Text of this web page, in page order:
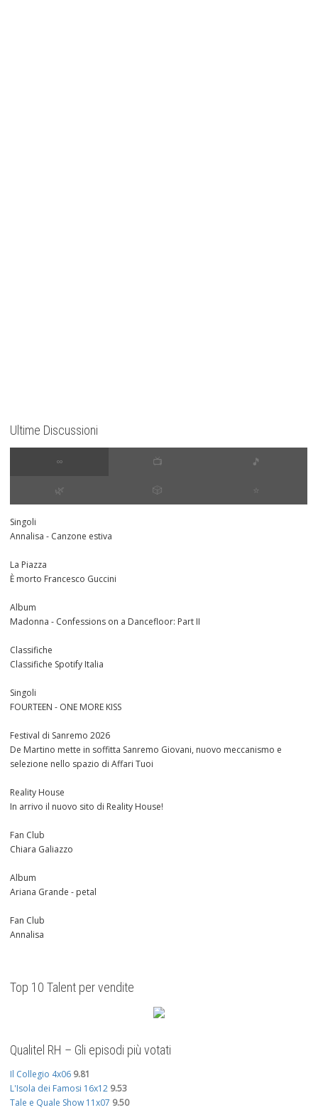
Ultime Discussioni
∞ 📺 🎵
🌿 🎲 ⭐️
Singoli
Annalisa - Canzone estiva
La Piazza
È morto Francesco Guccini
Album
Madonna - Confessions on a Dancefloor: Part II
Classifiche
Classifiche Spotify Italia
Singoli
FOURTEEN - ONE MORE KISS
Festival di Sanremo 2026
De Martino mette in soffitta Sanremo Giovani, nuovo meccanismo e
selezione nello spazio di Affari Tuoi
Reality House
In arrivo il nuovo sito di Reality House!
Fan Club
Chiara Galiazzo
Album
Ariana Grande - petal
Fan Club
Annalisa
Top 10 Talent per vendite
Qualitel RH – Gli episodi più votati
Il Collegio 4x06 9.81
L'Isola dei Famosi 16x12 9.53
Tale e Quale Show 11x07 9.50